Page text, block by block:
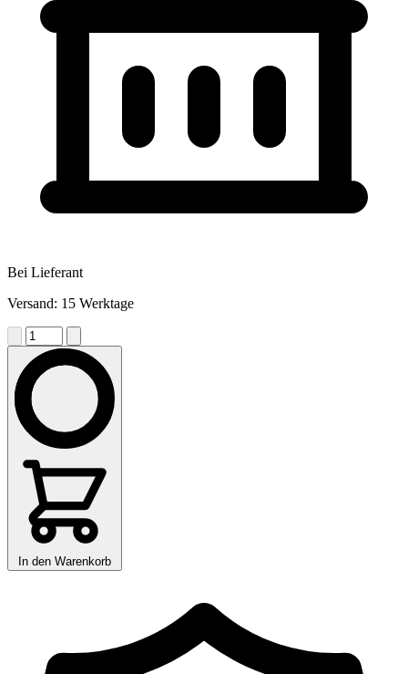
Bei Lieferant
Versand: 15 Werktage
In den Warenkorb